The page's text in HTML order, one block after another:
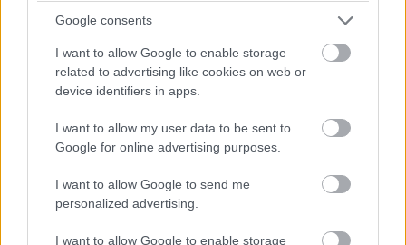
Google consents
I want to allow Google to enable storage
related to advertising like cookies on web or
device identifiers in apps.
I want to allow my user data to be sent to
Google for online advertising purposes.
I want to allow Google to send me
personalized advertising.
I want to allow Google to enable storage